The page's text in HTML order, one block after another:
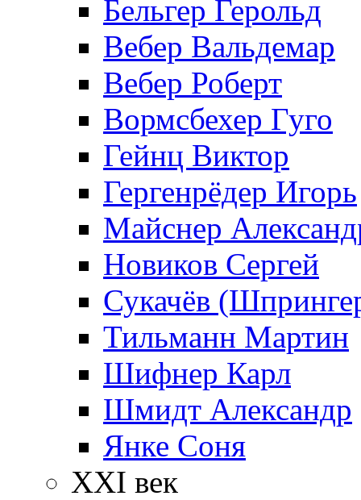
Бельгер Герольд
Вебер Вальдемар
Вебер Роберт
Вормсбехер Гуго
Гейнц Виктор
Гергенрёдер Игорь
Майснер
Новиков Сергей
Сукачёв
Тильманн Мартин
Шифнер Карл
Шмидт Александр
Янке Соня
XXI век